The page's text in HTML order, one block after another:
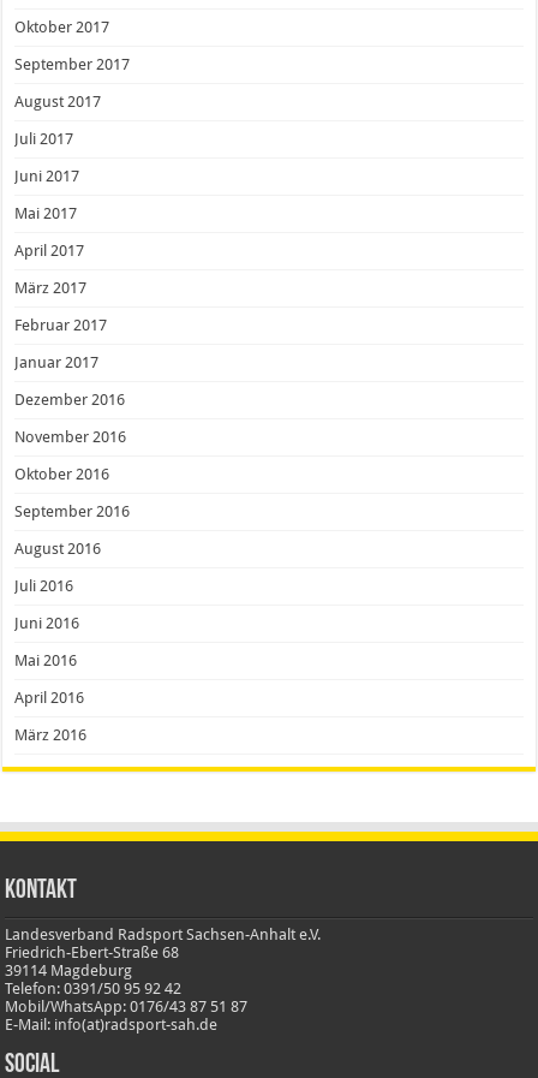
Oktober 2017
September 2017
August 2017
Juli 2017
Juni 2017
Mai 2017
April 2017
März 2017
Februar 2017
Januar 2017
Dezember 2016
November 2016
Oktober 2016
September 2016
August 2016
Juli 2016
Juni 2016
Mai 2016
April 2016
März 2016
Kontakt
Landesverband Radsport Sachsen-Anhalt e.V.
Friedrich-Ebert-Straße 68
39114 Magdeburg
Telefon: 0391/50 95 92 42
Mobil/WhatsApp: 0176/43 87 51 87
E-Mail: info(at)radsport-sah.de
Social